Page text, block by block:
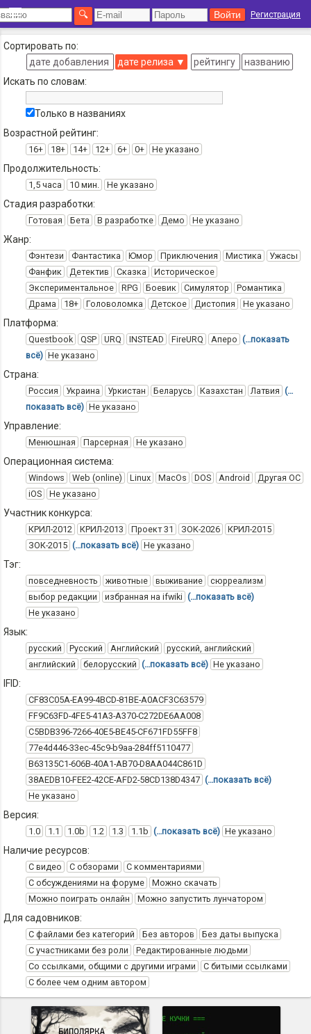
Регистрация
Сортировать по:
дате добавления
дате релиза ▼ рейтингу
названию
Искать по словам:
Только в названиях
Возрастной рейтинг:
16+ 18+ 14+ 12+ 6+ 0+ Не указано
Продолжительность:
1,5 часа 10 мин. Не указано
Стадия разработки:
Готовая Бета В разработке Демо Не указано
Жанр:
Фэнтези Фантастика Юмор Приключения Мистика
Ужасы
Фанфик
Детектив Сказка
Историческое
Экспериментальное
RPG Боевик Симулятор
Романтика
Драма
18+ Головоломка Детское Дистопия Не указано
Платформа:
Questbook QSP URQ INSTEAD FireURQ Аперо (…показать
всё) Не указано
Страна:
Россия Украина Уркистан Беларусь Казахстан Латвия (…
показать всё) Не указано
Управление:
Менюшная Парсерная Не указано
Операционная система:
Windows Web (online) Linux MacOs DOS Android
Другая ОС
iOS
Не указано
Участник конкурса:
КРИЛ-2012 КРИЛ-2013 Проект 31 ЗОК-2026
КРИЛ-2015
ЗОК-2015 (…показать всё) Не указано
Тэг:
повседневность животные выживание
сюрреализм
выбор редакции
избранная на ifwiki (…показать всё)
Не указано
Язык:
русский Русский Английский
русский, английский
английский
белорусский (…показать всё) Не указано
IFID:
CF83C05A-EA99-4BCD-81BE-A0ACF3C63579
FF9C63FD-4FE5-41A3-A370-C272DE6AA008
C5BDB396-7266-40E5-BE45-CF671FD55FF8
77e4d446-33ec-45c9-b9aa-284ff5110477
B63135C1-606B-40A1-AB70-D8AA044C861D
38AEDB10-FEE2-42CE-AFD2-58CD138D4347 (…показать всё)
Не указано
Версия:
1.0 1.1 1.0b 1.2 1.3 1.1b (…показать всё) Не указано
Наличие ресурсов:
С видео С обзорами
С комментариями
С обсуждениями на форуме
Можно скачать
Можно поиграть онлайн
Можно запустить лунчатором
Для садовников:
С файлами без категорий Без авторов
Без даты выпуска
С участниками без роли
Редактированные людьми
Со ссылками, общими с другими играми
С битыми ссылками
С более чем одним автором